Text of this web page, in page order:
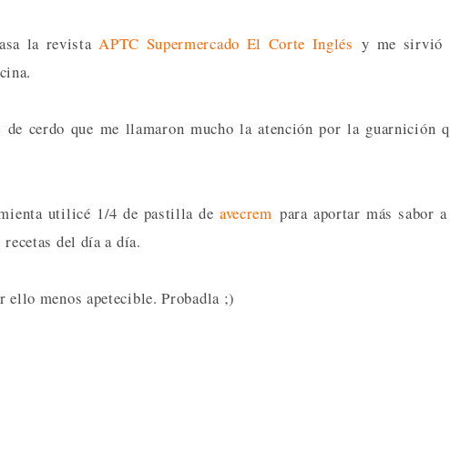
la revistaAPTC Supermercado El Corte Inglés y me sirvió
cerdo que me llamaron mucho la atención por la guarnición
utilicé 1/4 de pastilla de avecrem para aportar más sabor
del día a día.
ello menos apetecible. Probadla ;)